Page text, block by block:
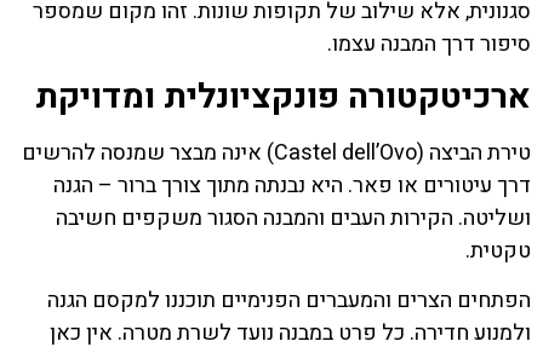
סגנונית, אלא שילוב של תקופות שונות. זהו מקום שמספר
סיפור דרך המבנה עצמו.
ארכיטקטורה פונקציונלית ומדויקת
טירת הביצה (Castel dell’Ovo) אינה מבצר שמנסה להרשים
דרך עיטורים או פאר. היא נבנתה מתוך צורך ברור – הגנה
ושליטה. הקירות העבים והמבנה הסגור משקפים חשיבה
טקטית.
הפתחים הצרים והמעברים הפנימיים תוכננו למקסם הגנה
ולמנוע חדירה. כל פרט במבנה נועד לשרת מטרה. אין כאן